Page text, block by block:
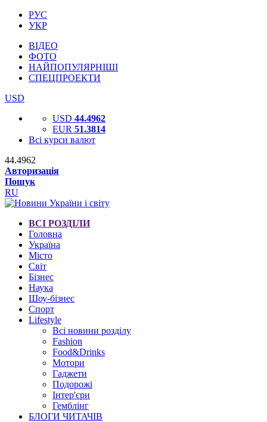
РУС
УКР
ВІДЕО
ФОТО
НАЙПОПУЛЯРНІШІ
СПЕЦПРОЕКТИ
USD
USD 44.4962
EUR 51.3814
Всі курси валют
44.4962
Авторизація
Пошук
RU
ВСІ РОЗДІЛИ
Головна
Україна
Місто
Світ
Бізнес
Наука
Шоу-бізнес
Спорт
Lifestyle
Всі новини розділу
Fashion
Food&Drinks
Мотори
Гаджети
Подорожі
Інтер'єри
Гемблінг
БЛОГИ ЧИТАЧІВ